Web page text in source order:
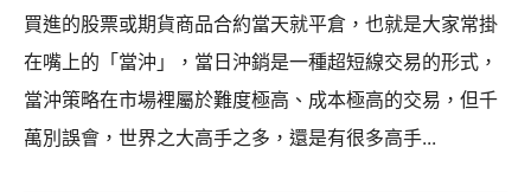
買進的股票或期貨商品合約當天就平倉，也就是大家常掛
在嘴上的「當沖」，當日沖銷是一種超短線交易的形式，
當沖策略在市場裡屬於難度極高、成本極高的交易，但千
萬別誤會，世界之大高手之多，還是有很多高手...